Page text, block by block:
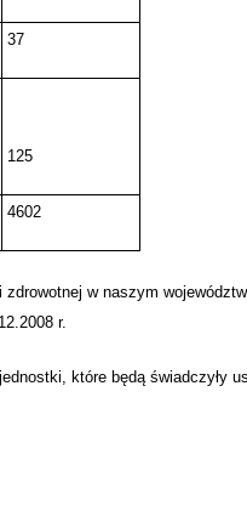
37
125
4602
w naszym
r.
które będą świadczyły